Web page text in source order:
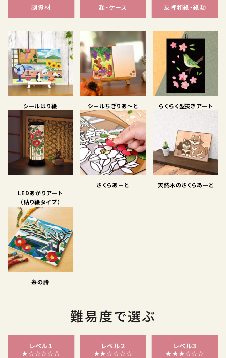
副資材 額・ケース 友禅和紙・紙類
シールはり絵 シールちぎりあ〜と らくらく型抜きアート
LEDあかりアート
（貼り絵タイプ）
さくらあーと 天然木のさくらあーと
糸の詩
難易度で選ぶ
レベル１
★☆☆☆☆☆
レベル２
★★☆☆☆☆
レベル３
★★★☆☆☆